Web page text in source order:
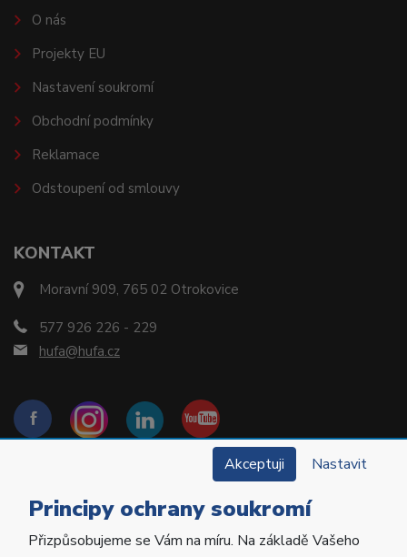
KONTAKT
Moravní 909, 765 02 Otrokovice
577 926 226 - 229
hufa@hufa.cz
O nás
Projekty EU
Nastavení soukromí
Obchodní podmínky
Reklamace
Odstoupení od smlouvy
Copyright © 2022 Hu-Fa Dental a.s. Všechna práva
Akceptuji Nastavit
Principy ochrany soukromí
Přizpůsobujeme se Vám na míru. Na základě Vašeho